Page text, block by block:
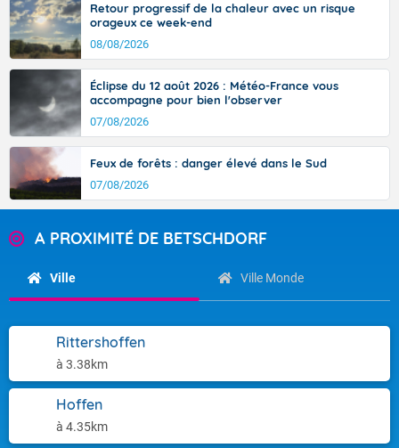
Retour progressif de la chaleur avec un risque
orageux ce week-end
08/08/2026
Éclipse du 12 août 2026 : Météo-France vous
accompagne pour bien l'observer
07/08/2026
Feux de forêts : danger élevé dans le Sud
07/08/2026
A PROXIMITÉ DE BETSCHDORF
Ville Ville Monde
Rittershoffen
à 3.38km
Hoffen
à 4.35km